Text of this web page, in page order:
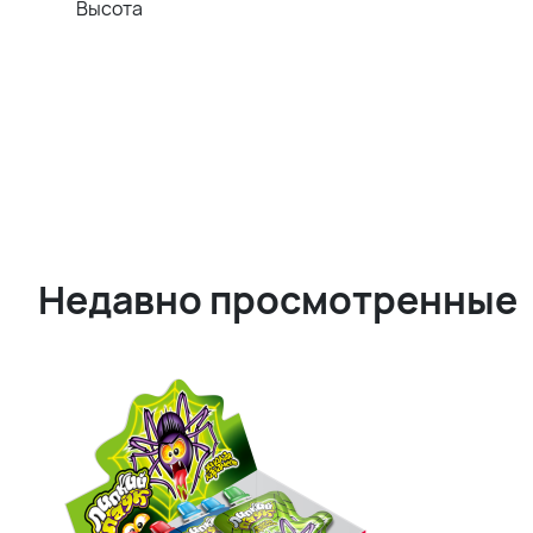
Высота
Недавно просмотренные